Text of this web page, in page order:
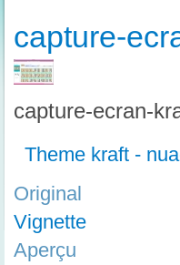
capture-
capture-ecran-
Theme kraft -
Original
Vignette
Aperçu